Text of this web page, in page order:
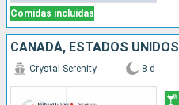
Comidas incluidas
CANADÁ, ESTADOS UNIDOS
Crystal Serenity 8 d